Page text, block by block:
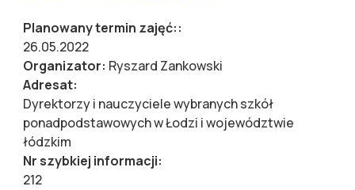
Planowany termin zajęć::
26.05.2022
Organizator: Ryszard Zankowski
Adresat:
Dyrektorzy i nauczyciele wybranych szkół
ponadpodstawowych w Łodzi i województwie
łódzkim
Nr szybkiej informacji:
212